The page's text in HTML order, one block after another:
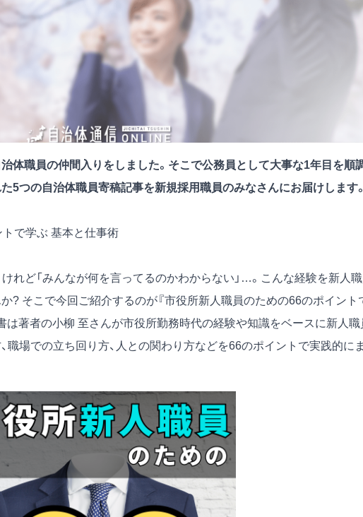
体職員の仲間入りをしました。そこで公務員として大事な1年目を順
5つの自治体職員寄稿記事を新規採用職員のみなさんにお届けします
で学ぶ 基本と仕事術
れど「みんなが何を言ってるのかわからない」…。こんな経験を新人
? そこで今回ご紹介するのが『市役所新人職員のための66のポイント
書は著者の小柳 至さんが市役所勤務時代の経験や知識をベースに新人職
職場での立ち回り方、人との関わり方などを66のポイントで実践的に